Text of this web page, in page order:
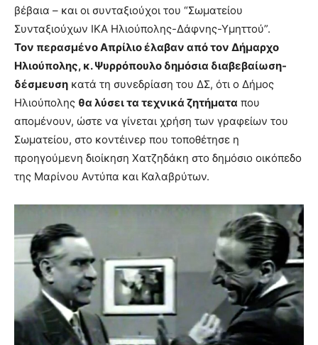
βέβαια – και οι συνταξιούχοι του “Σωματείου
Συνταξιούχων ΙΚΑ Ηλιούπολης-Δάφνης-Υμηττού”.
Τον περασμένο Απρίλιο έλαβαν από τον Δήμαρχο
Ηλιούπολης, κ. Ψυρρόπουλο δημόσια διαβεβαίωση-
δέσμευση κατά τη συνεδρίαση του ΔΣ, ότι ο Δήμος
Ηλιούπολης θα λύσει τα τεχνικά ζητήματα που
απομένουν, ώστε να γίνεται χρήση των γραφείων του
Σωματείου, στο κοντέινερ που τοποθέτησε η
προηγούμενη διοίκηση Χατζηδάκη στο δημόσιο οικόπεδο
της Μαρίνου Αντύπα και Καλαβρύτων.